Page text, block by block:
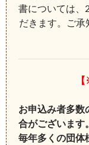
書については、
だきます。ご
お申込み者多数
合がございます。
毎年多くの団体